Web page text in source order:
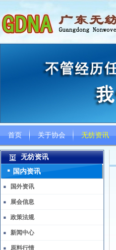
首页 关于协会 无纺资讯
无纺资讯
国内资讯
国外资讯
展会信息
政策法规
新闻中心
原料行情